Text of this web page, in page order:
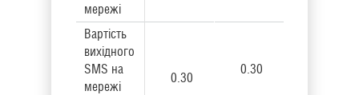
мережі
Вартість
вихідного
SMS на
мережі
0.30
0.30